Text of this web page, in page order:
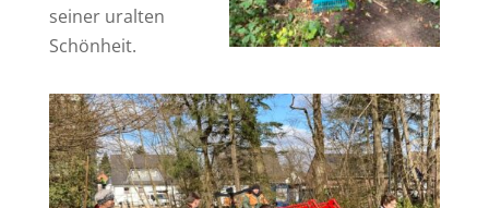
seiner uralten
Schönheit.